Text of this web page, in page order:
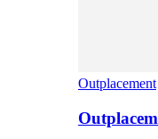
Outplacement